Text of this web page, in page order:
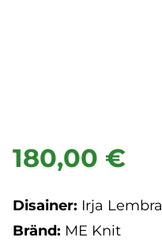
180,00 €
Disainer: Irja Lembra
Bränd: ME Knit